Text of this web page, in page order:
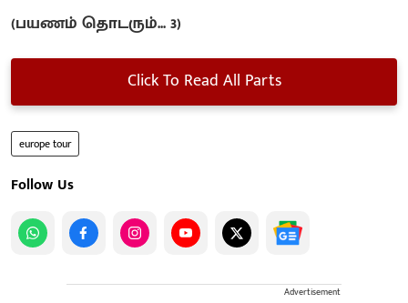
(பயணம் தொடரும்... 3)
Click To Read All Parts
europe tour
Follow Us
Advertisement